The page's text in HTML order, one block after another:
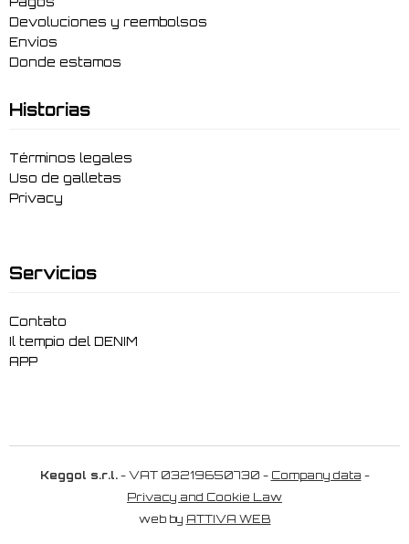
Devoluciones y reembolsos
Envíos
Donde estamos
Historias
Términos legales
Uso de galletas
Privacy
Servicios
Contato
Il tempio del DENIM
APP
Keggol s.r.l.- VAT 03219650730 - Company data -
Privacy and Cookie Law
web by ATTIVA WEB